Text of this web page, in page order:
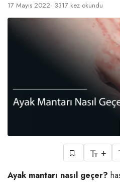
17 Mayıs 2022 3317 kez okundu
+
Ayak mantarı nasıl geçer?